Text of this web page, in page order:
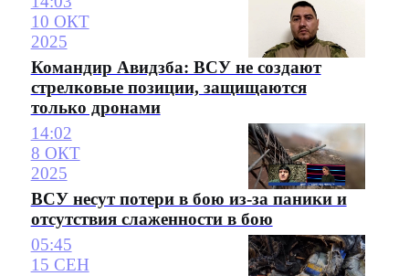
10 ОКТ
2025
Командир Авидзба: ВСУ не создают
стрелковые позиции, защищаются
только дронами
14:02
8 ОКТ
2025
ВСУ несут потери в бою из-за паники и
отсутствия слаженности в бою
05:45
15 СЕН